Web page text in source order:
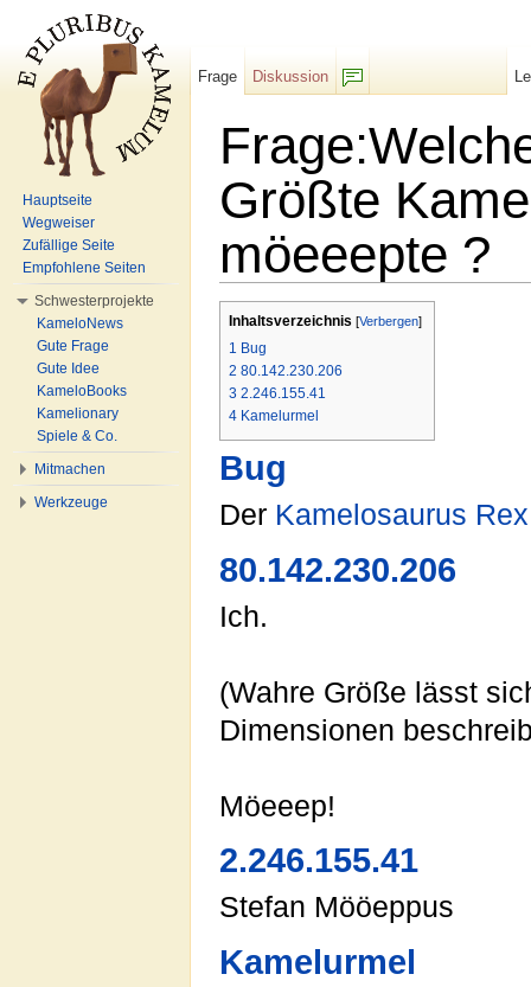
Größte
möeeepte ?
Inhaltsverzeichnis [Verbergen]
1 Bug
2 80.142.230.206
3 2.246.155.41
4 Kamelurmel
Bug
Der Kamelosaurus Rex
80.142.230.206
Ich.
(Wahre Größe lässt
Dimensionen
Möeeep!
2.246.155.41
Stefan Mööeppus
Kamelurmel
Frage
Diskussion
Hauptseite
Wegweiser
Zufällige Seite
Empfohlene Seiten
Schwesterprojekte
KameloNews
Gute Frage
Gute Idee
KameloBooks
Kamelionary
Spiele & Co.
Mitmachen
Werkzeuge